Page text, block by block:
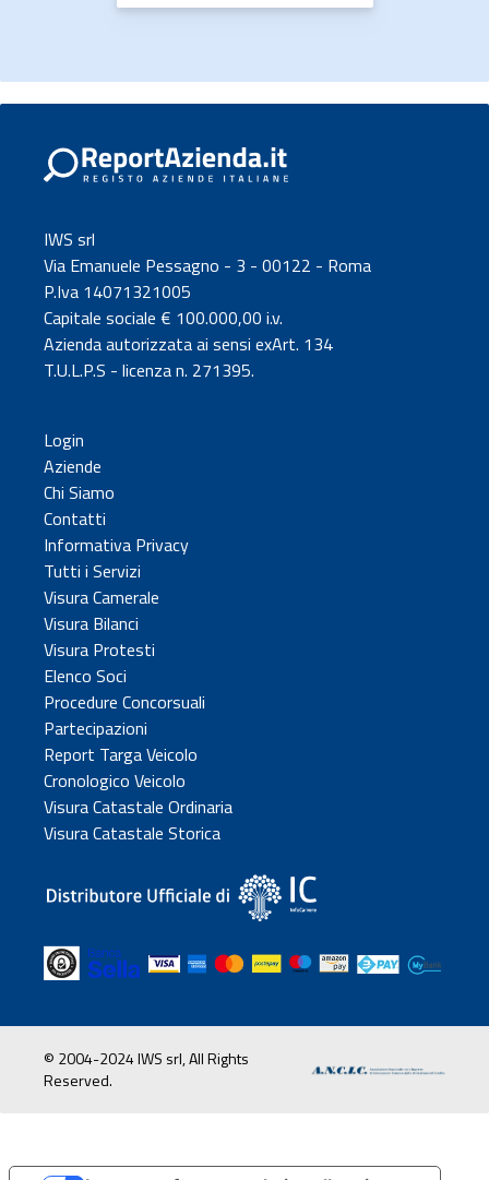
IWS srl
Via Emanuele Pessagno - 3 - 00122 - Roma
P.Iva 14071321005
Capitale sociale € 100.000,00 i.v.
Azienda autorizzata ai sensi exArt. 134
T.U.L.P.S - licenza n. 271395.
Login
Aziende
Chi Siamo
Contatti
Informativa Privacy
Tutti i Servizi
Visura Camerale
Visura Bilanci
Visura Protesti
Elenco Soci
Procedure Concorsuali
Partecipazioni
Report Targa Veicolo
Cronologico Veicolo
Visura Catastale Ordinaria
Visura Catastale Storica
© 2004-2024 IWS srl, All Rights
Reserved.